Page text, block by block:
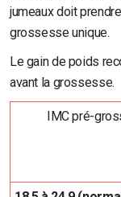
jumeaux doit
grossesse unique.
Le gain de poids
avant la grossesse.
IMC pré-